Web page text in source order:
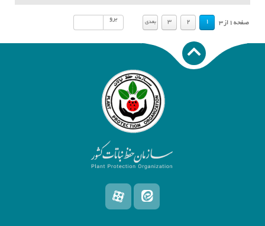
صفحه 1 از 3
1
2
3 بعدي برو